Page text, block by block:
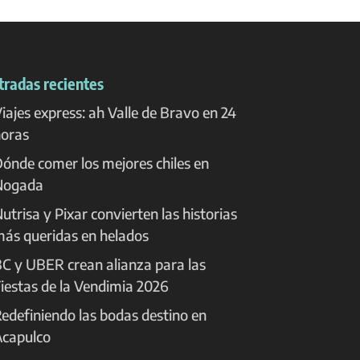
recientes
express: ah Valle de Bravo en 24
comer los mejores chiles en
y Pixar convierten las historias
queridas en helados
y UBER crean alianza para las
de la Vendimia 2026
las bodas destino en